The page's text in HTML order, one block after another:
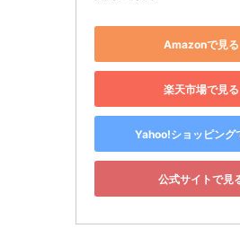
Amazonで見る
楽天市場で見る
Yahoo!ショッピング
公式サイトで見